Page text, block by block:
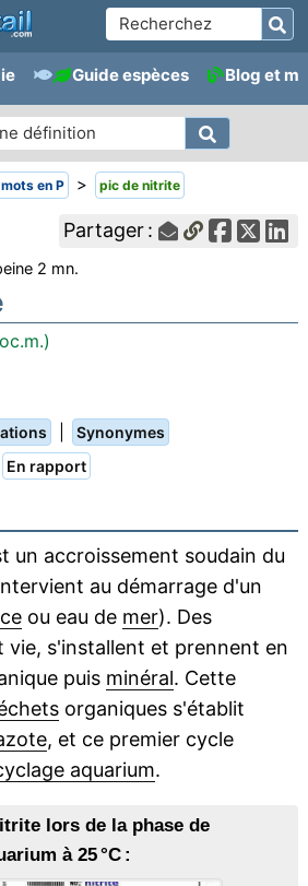
Guide espèces Blog et
en P > pic de nitrite
Partager :
2 mn.
Synonymes
En rapport
un accroissement soudain du
au démarrage d'un
ou eau de mer). Des
s'installent et prennent en
puis minéral. Cette
organiques s'établit
, et ce premier cycle
aquarium.
lors de la phase de
à 25 °C :